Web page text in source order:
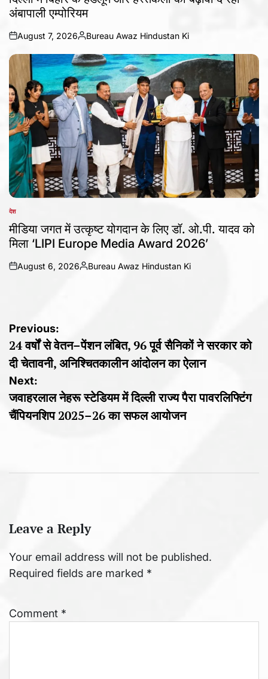
अंबापाली एम्पोरियम
on
August 7, 2026
Posted
by
Bureau Awaz Hindustan Ki
POSTED
IN
देश
मीडिया जगत में उत्कृष्ट योगदान के लिए डॉ. ओ.पी. यादव को
मिला ‘LIPI Europe Media Award 2026’
on
August 6, 2026
Posted
Bureau Awaz Hindustan Ki
Post
navigation
Previous:
24 वर्षों से वेतन–पेंशन लंबित, 96 पूर्व सैनिकों ने सरकार को
दी चेतावनी, अनिश्चितकालीन आंदोलन का ऐलान
Next:
जवाहरलाल नेहरू स्टेडियम में दिल्ली राज्य पैरा पावरलिफ्टिंग
चैंपियनशिप 2025–26 का सफल आयोजन
Leave a Reply
Your email address will not be published.
Required fields are marked *
Comment *